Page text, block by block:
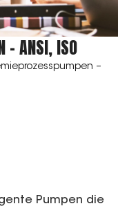
– ANSI, ISO
–
Pumpen die